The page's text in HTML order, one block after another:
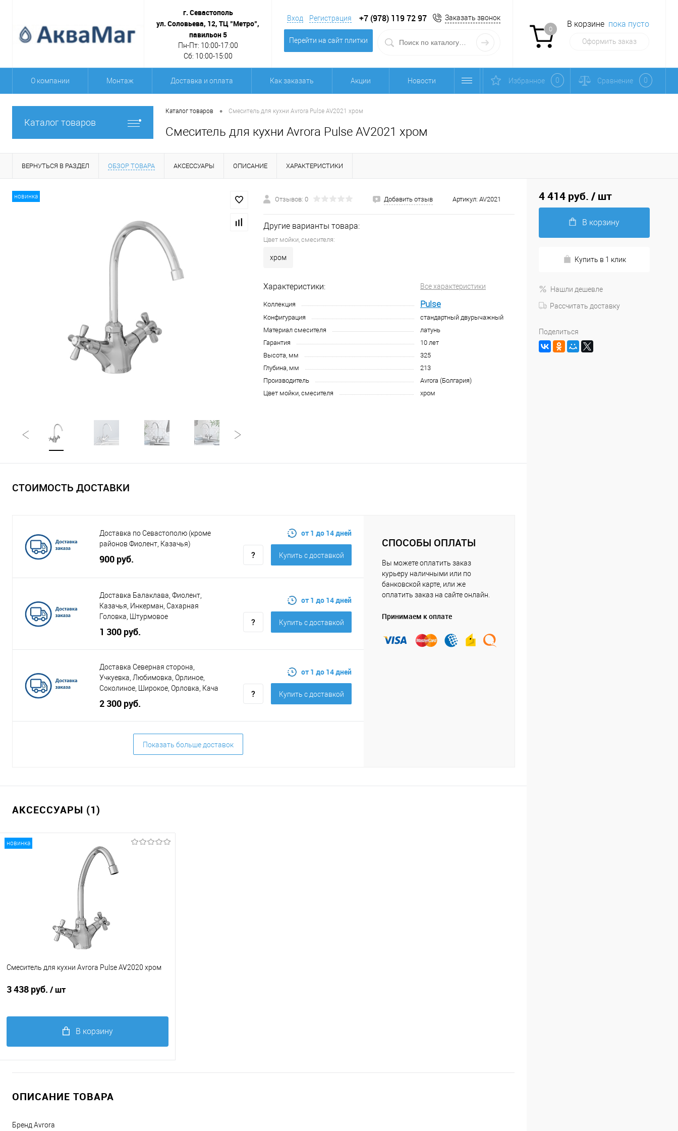
г. Севастополь
ул. Соловьева, 12, ТЦ "Метро",
павильон 5
Пн-Пт: 10:00-17:00
Сб: 10:00-15:00
Вход Регистрация +7 (978) 119 72 97 Заказать звонок
Перейти на сайт плитки
0
В корзине пока пусто
Оформить заказ
О компании Монтаж Доставка и оплата Как заказать Акции Новости Избранное 0 Сравнение 0
Каталог товаров
Каталог товаров • Смеситель для кухни Avrora Pulse AV2021 хром
Смеситель для кухни Avrora Pulse AV2021 хром
ВЕРНУТЬСЯ В РАЗДЕЛ ОБЗОР ТОВАРА АКСЕССУАРЫ ОПИСАНИЕ ХАРАКТЕРИСТИКИ
новинка Отзывов: 0 Добавить отзыв Артикул: AV2021
Другие варианты товара:
Цвет мойки, смесителя:
хром
Характеристики: Все характеристики
Коллекция Pulse
Конфигурация
стандартный двурычажный
Материал смесителя
латунь
Гарантия
10 лет
Высота, мм
325
Глубина, мм
213
Производитель
Avrora (Болгария)
Цвет мойки, смесителя
хром
СТОИМОСТЬ ДОСТАВКИ
Доставка по Севастополю (кроме
районов Фиолент, Казачья)
900 руб.
от 1 до 14 дней
Купить c доставкой
Доставка Балаклава, Фиолент,
Казачья, Инкерман, Сахарная
Головка, Штурмовое
1 300 руб.
от 1 до 14 дней
Купить c доставкой
Доставка Северная сторона,
Учкуевка, Любимовка, Орлиное,
Соколиное, Широкое, Орловка, Кача
2 300 руб.
от 1 до 14 дней
Купить c доставкой
Показать больше доставок
СПОСОБЫ ОПЛАТЫ
Вы можете оплатить заказ
курьеру наличными или по
банковской карте, или же
оплатить заказ на сайте онлайн.
Принимаем к оплате
АКСЕССУАРЫ (1)
новинка
Смеситель для кухни Avrora Pulse AV2020 хром
3 438 руб. / шт
В корзину
Купить в 1 клик
Сравнение
В избранное
Цвет мойки, смесителя
ОПИСАНИЕ ТОВАРА
Бренд Avrora
4 414 руб. / шт
В корзину
Купить в 1 клик
Нашли дешевле
Рассчитать доставку
Поделиться